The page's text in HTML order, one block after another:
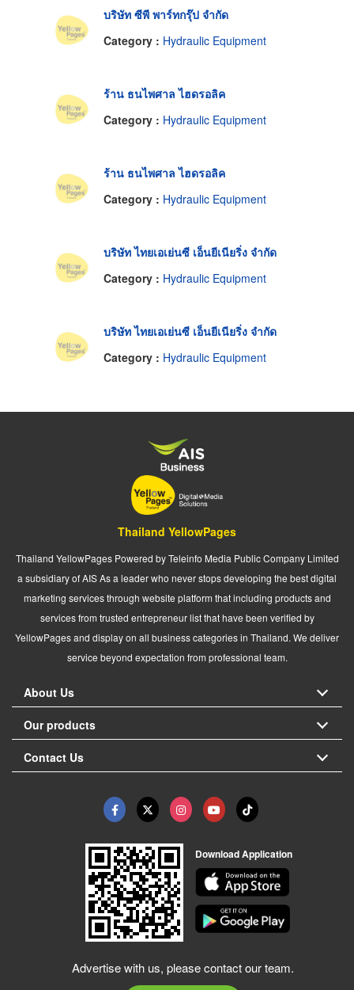
บริษัท ซีพี พาร์ทกรุ๊ป จำกัด
Category : Hydraulic Equipment
ร้าน ธนไพศาล ไฮดรอลิค
Category : Hydraulic Equipment
ร้าน ธนไพศาล ไฮดรอลิค
Category : Hydraulic Equipment
บริษัท ไทยเอเย่นซี เอ็นยีเนียริ่ง จำกัด
Category : Hydraulic Equipment
บริษัท ไทยเอเย่นซี เอ็นยีเนียริ่ง จำกัด
Category : Hydraulic Equipment
Thailand YellowPages
Thailand YellowPages Powered by Teleinfo Media Public Company Limited
a subsidiary of AIS As a leader who never stops developing the best digital
marketing services through website platform that including products and
services from trusted entrepreneur list that have been verified by
YellowPages and display on all business categories in Thailand. We deliver
service beyond expectation from professional team.
About Us
Our products
Contact Us
Download Application
Advertise with us, please contact our team.